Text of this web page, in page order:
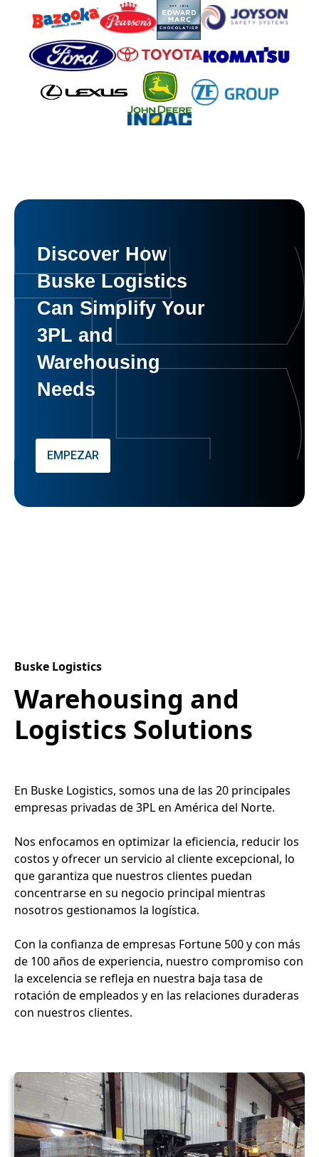
Discover How
Buske Logistics
Can Simplify Your
3PL and
Warehousing
Needs
EMPEZAR
Buske Logistics
Warehousing and
Logistics Solutions
En Buske Logistics, somos una de las 20 principales
empresas privadas de 3PL en América del Norte.
Nos enfocamos en optimizar la eficiencia, reducir los
costos y ofrecer un servicio al cliente excepcional, lo
que garantiza que nuestros clientes puedan
concentrarse en su negocio principal mientras
nosotros gestionamos la logística.
Con la confianza de empresas Fortune 500 y con más
de 100 años de experiencia, nuestro compromiso con
la excelencia se refleja en nuestra baja tasa de
rotación de empleados y en las relaciones duraderas
con nuestros clientes.